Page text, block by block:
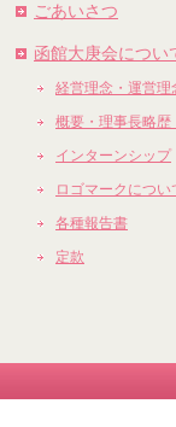
ごあいさつ
函館大庚会につい
経営理念・運営理
概要・理事長略歴
インターンシップ
ロゴマークについ
各種報告書
定款